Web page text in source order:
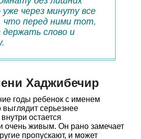
через минуту все
перед ними тот,
слово и
Хаджибечир
годы ребенок с именем
серьезнее
остается
очень живым. Он рано замечает
пропускают, и может